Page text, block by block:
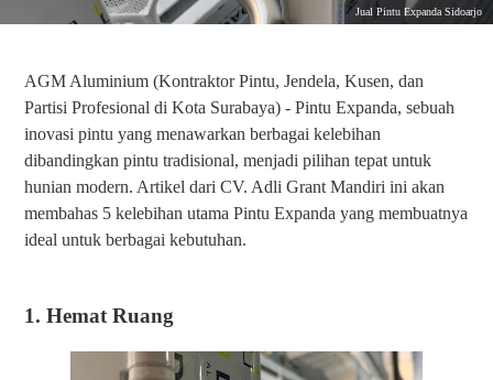
Jual Pintu Expanda Sidoarjo
AGM Aluminium (Kontraktor Pintu, Jendela, Kusen, dan
Partisi Profesional di Kota Surabaya) - Pintu Expanda, sebuah
inovasi pintu yang menawarkan berbagai kelebihan
dibandingkan pintu tradisional, menjadi pilihan tepat untuk
hunian modern. Artikel dari CV. Adli Grant Mandiri ini akan
membahas 5 kelebihan utama Pintu Expanda yang membuatnya
ideal untuk berbagai kebutuhan.
1. Hemat Ruang